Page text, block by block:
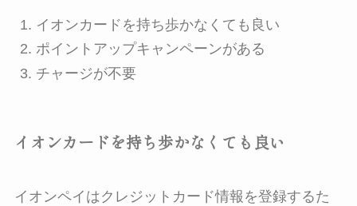
イオンカードを持ち歩かなくても良い
ポイントアップキャンペーンがある
チャージが不要
イオンカードを持ち歩かなくても良い
イオンペイはクレジットカード情報を登録するた